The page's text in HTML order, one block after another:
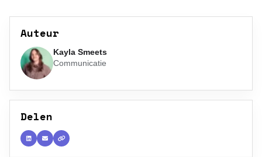
Auteur
Kayla Smeets
Communicatie
Delen